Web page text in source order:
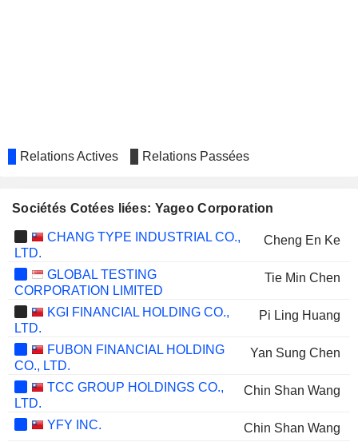
Relations Actives Relations Passées
Sociétés Cotées liées: Yageo Corporation
CHANG TYPE INDUSTRIAL CO.,
LTD.
Cheng En Ke
GLOBAL TESTING
CORPORATION LIMITED
Tie Min Chen
KGI FINANCIAL HOLDING CO.,
LTD.
Pi Ling Huang
FUBON FINANCIAL HOLDING
CO., LTD.
Yan Sung Chen
TCC GROUP HOLDINGS CO.,
LTD.
Chin Shan Wang
YFY INC.
Chin Shan Wang